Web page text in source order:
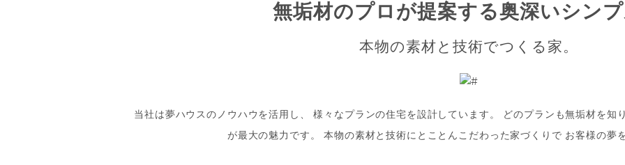
無垢材のプロが提案する奥深いシン
本物の素材と技術でつくる家。
当社は夢ハウスのノウハウを活用し、 様々なプランの住宅を設計しています。 どのプランも無垢材を知
が最大の魅力です。 本物の素材と技術にとことんこだわった家づくりで お客様の夢